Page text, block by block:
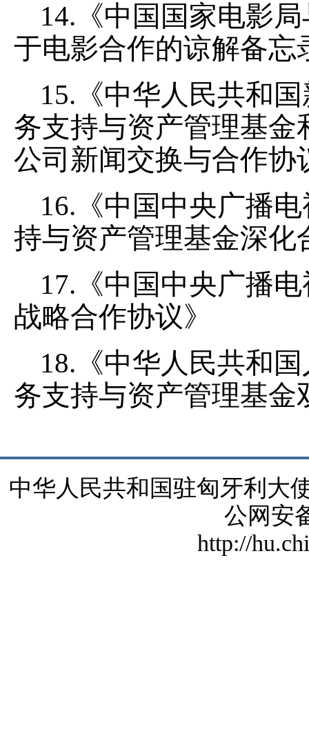
14.《中国国家电影
于电影合作的谅解备忘
15.《中华人民共和
务支持与资产管理基
公司新闻交换与合作协
16.《中国中央广播
持与资产管理基金深化
17.《中国中央广播
战略合作协议》
18.《中华人民共和
务支持与资产管理基金
中华人民共和国驻匈牙利大
公网安
http://